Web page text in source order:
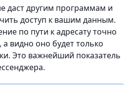
даст другим программам и
доступ к вашим данным.
по пути к адресату точно
а видно оно будет только
Это важнейший показатель